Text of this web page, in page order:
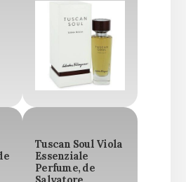
Tuscan Soul Viola
Essenziale
Perfume, de